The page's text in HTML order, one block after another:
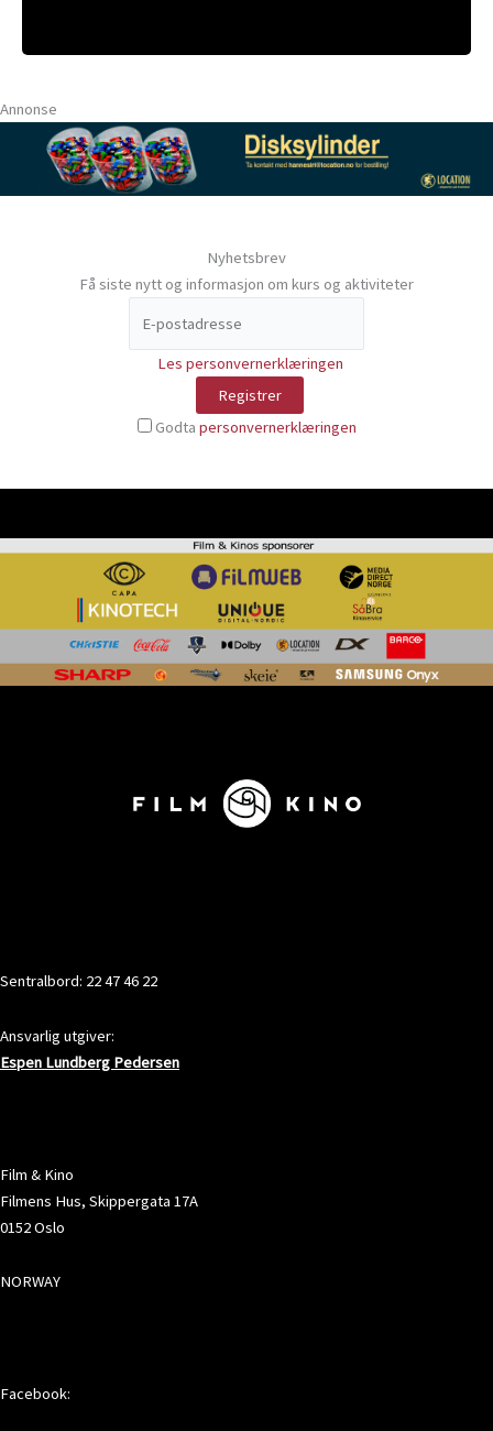
Annonse
Nyhetsbrev
Få siste nytt og informasjon om kurs og aktiviteter
Les personvernerklæringen
Godta personvernerklæringen
Sentralbord: 22 47 46 22
Ansvarlig utgiver:
Espen Lundberg Pedersen
Film & Kino
Filmens Hus, Skippergata 17A
0152 Oslo
NORWAY
Facebook: